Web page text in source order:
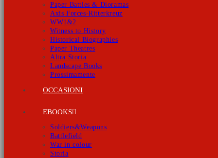
Paper Battles & Dioramas
Axis Forces-Ritterkreuz
WW1&2
Witness to History
Historical Biographies
Paper Theatres
Altra Storia
Landscape Books
Prossimamente
OCCASIONI
EBOOKS
Soldiers&Weapons
Battlefield
War in colour
Storia